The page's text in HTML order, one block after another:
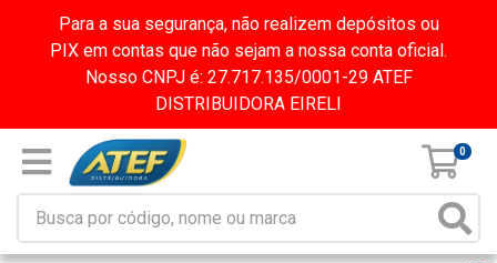
Para a sua segurança, não realizem depósitos ou
PIX em contas que não sejam a nossa conta oficial.
Nosso CNPJ é: 27.717.135/0001-29 ATEF
DISTRIBUIDORA EIRELI
0